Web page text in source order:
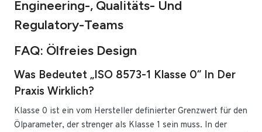
Engineering-, Qualitäts- Und
Regulatory-Teams
FAQ: Ölfreies Design
Was Bedeutet „ISO 8573-1 Klasse 0“ In Der
Praxis Wirklich?
Klasse 0 ist ein vom Hersteller definierter Grenzwert für den
Ölparameter, der strenger als Klasse 1 sein muss. In der